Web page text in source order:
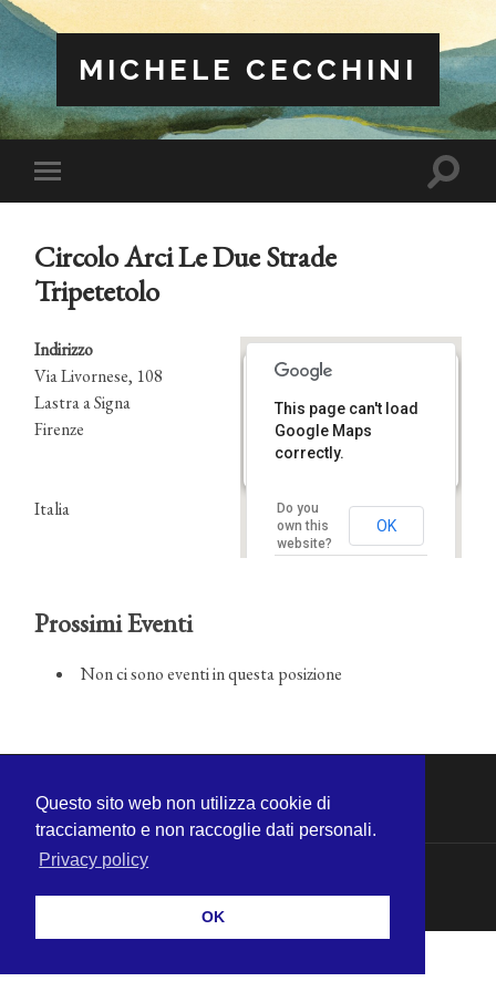
MICHELE CECCHINI
Attiva/disattiva
il
dispositivi
mobili
Attiva/
Circolo Arci Le Due Strade
Tripetetolo
Circolo Arci Le Due Strade
Tripetetolo
Via Livornese, 108 - Lastra a Signa
Eventi
This page can't load
Google Maps
correctly.
Do you
own this
website?
OK
Indirizzo
Via Livornese, 108
Lastra a Signa
Firenze
Italia
Prossimi Eventi
Non ci sono eventi in questa posizione
Questo sito web non utilizza cookie di
tracciamento e non raccoglie dati personali.
Privacy policy
OK